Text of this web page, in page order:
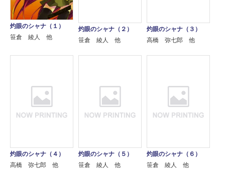
灼眼のシャナ（１）
笹倉 綾人 他
灼眼のシャナ（２）
笹倉 綾人 他
灼眼のシャナ（３）
高橋 弥七郎 他
灼眼のシャナ（４）
高橋 弥七郎 他
灼眼のシャナ（５）
笹倉 綾人 他
灼眼のシャナ（６）
笹倉 綾人 他